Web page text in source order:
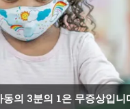
의 3분의 1은 무증상입니